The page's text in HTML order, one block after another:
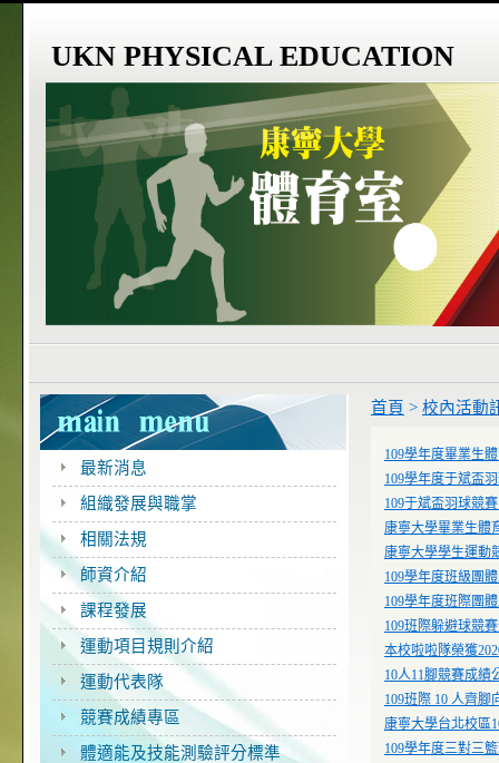
UKN PHYSICAL EDUCATION
最新消息
組織發展與職掌
相關法規
師資介紹
課程發展
運動項目規則介紹
運動代表隊
競賽成績專區
體適能及技能測驗評分標準
首頁 > 校內活動
109學年度畢業生
109學年度于斌盃
109于斌盃羽球競
康寧大學畢業生體
康寧大學學生運動
109學年度班級團
109學年度班際團
109班際躲避球競
本校啦啦隊榮獲
10人11腳競賽成績
109班際 10 人齊腳
康寧大學台北校區
109學年度三對三